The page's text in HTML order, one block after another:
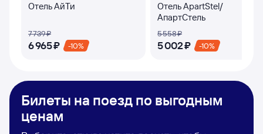
Отель АйТи
7 ⁠739 ⁠₽
6 ⁠965 ⁠₽ -10%
Отель ApartStel/
АпартСтель
5 ⁠558 ⁠₽
5 ⁠002 ⁠₽ -10%
Билеты на поезд по выгодным
ценам